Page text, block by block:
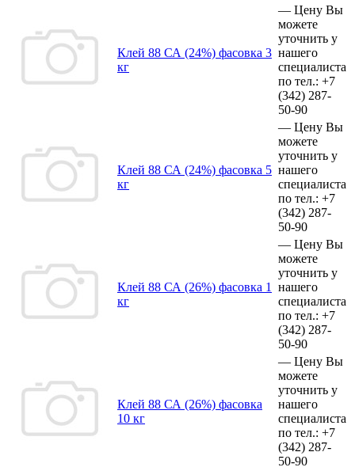
Клей 88 СА (24%) фасовка 3
кг
— Цену Вы
можете
уточнить у
нашего
специалиста
по тел.: +7
(342) 287-
50-90
Клей 88 СА (24%) фасовка 5
кг
— Цену Вы
можете
уточнить у
нашего
специалиста
по тел.: +7
(342) 287-
50-90
Клей 88 СА (26%) фасовка 1
кг
— Цену Вы
можете
уточнить у
нашего
специалиста
по тел.: +7
(342) 287-
50-90
Клей 88 СА (26%) фасовка
10 кг
— Цену Вы
можете
уточнить у
нашего
специалиста
по тел.: +7
(342) 287-
50-90